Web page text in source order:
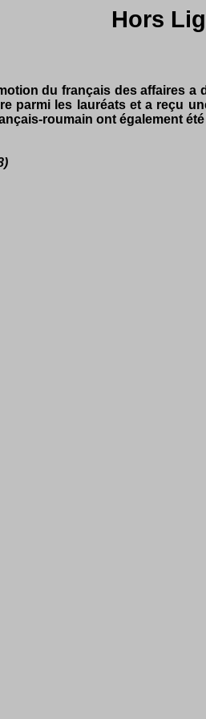
Hors
du français des affaires a
parmi les lauréats et a reçu
roumain ont également